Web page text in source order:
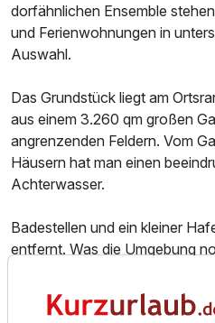
3-Raum Appartement B
2 Erwachsene und 3 Kinder
dorfähnlichen Ensemble
und Ferienwohnungen in
Auswahl.
Das Grundstück liegt am
aus einem 3.260 qm großen
angrenzenden Feldern. Vom
Häusern hat man einen
Achterwasser.
Badestellen und ein kleiner
entfernt. Was die Umgebung
Schlafzimmer für 2–6
Aufbettung für Babies und